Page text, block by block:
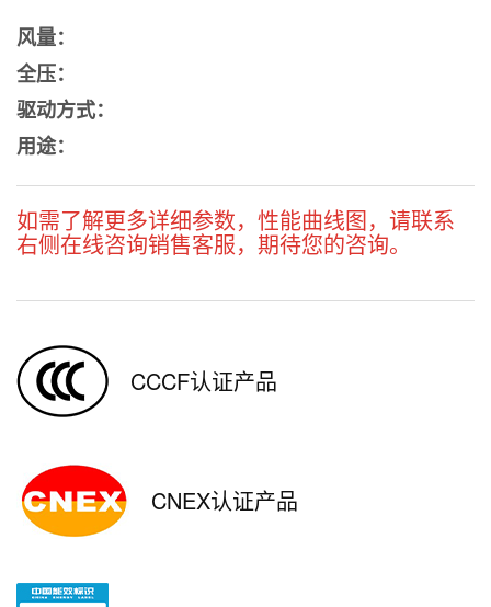
风量：
全压：
驱动方式：
用途：
如需了解更多详细参数，性能曲线图，请联系
右侧在线咨询销售客服，期待您的咨询。
CCCF认证产品
CNEX认证产品